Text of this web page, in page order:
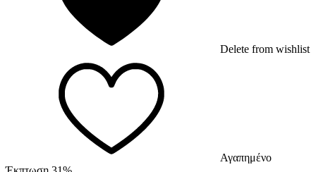
Delete from wishlist
Αγαπημένο